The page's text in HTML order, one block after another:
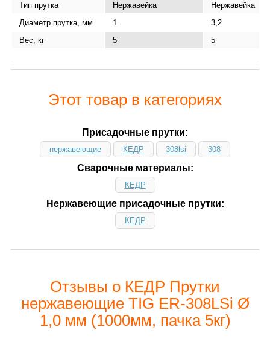
Тип прутка Нержавейка
Нержавейка
Диаметр прутка, мм
1
3,2
Вес, кг
5 5
Этот товар в категориях
Присадочные прутки:
нержавеющие КЕДР 308lsi 308
Сварочные материалы:
КЕДР
Нержавеющие присадочные прутки:
КЕДР
Отзывы о КЕДР Прутки
нержавеющие TIG ER-308LSi Ø
1,0 мм (1000мм, пачка 5кг)